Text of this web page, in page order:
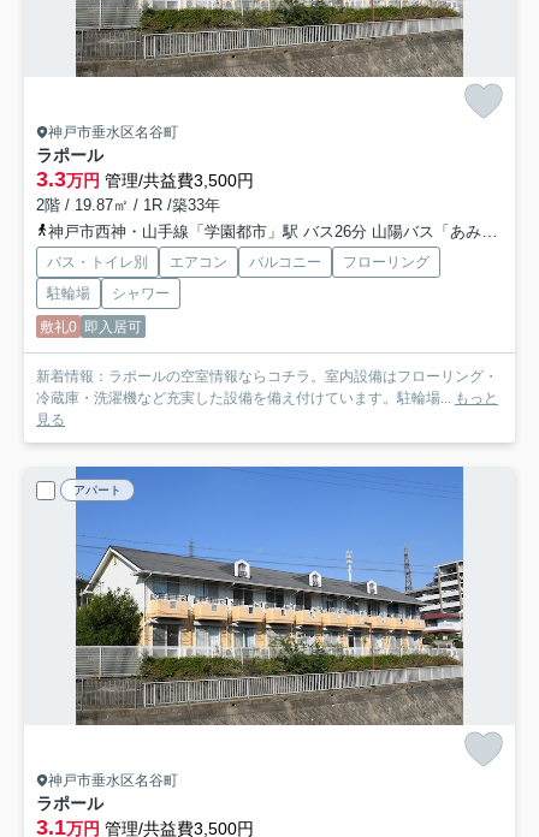
神戸市垂水区名谷町
ラポール
3.3万円 管理/共益費3,500円
2階 / 19.87㎡ / 1R /築33年
神戸市西神・山手線「学園都市」駅 バス26分 山陽バス「あみだ堂」 停歩6分
バス・トイレ別 エアコン バルコニー
フローリング
駐輪場
シャワー
敷礼0 即入居可
新着情報：ラポールの空室情報ならコチラ。室内設備はフローリング・
冷蔵庫・洗濯機など充実した設備を備え付けています。駐輪場... もっと
見る
アパート
神戸市垂水区名谷町
ラポール
3.1万円 管理/共益費3,500円